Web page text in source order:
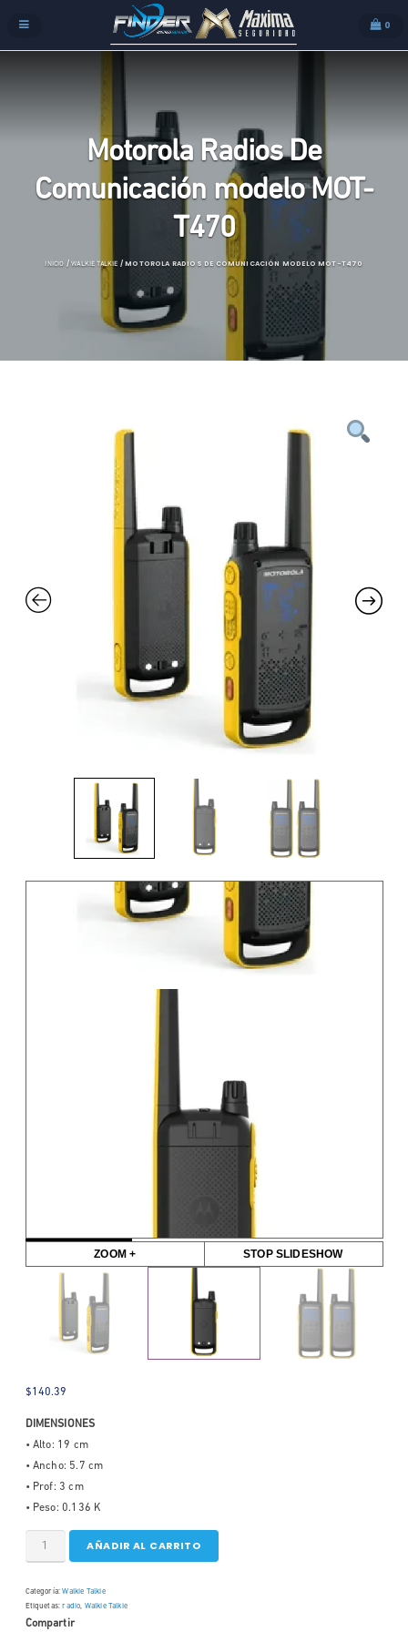
0
Motorola Radios De
Comunicación modelo MOT-
T470
INICIO /WALKIE TALKIE / MOTOROLA RADIOS DE COMUNICACIÓN MODELO MOT-T470
ZOOM + STOP SLIDESHOW
$140.39
DIMENSIONES
• Alto: 19 cm
• Ancho: 5.7 cm
• Prof: 3 cm
• Peso: 0.136 K
AÑADIR AL CARRITO
Categoría:Walkie Talkie
Etiquetas: radio, Walkie Talkie
Compartir